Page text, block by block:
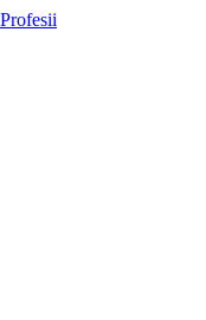
Profesii